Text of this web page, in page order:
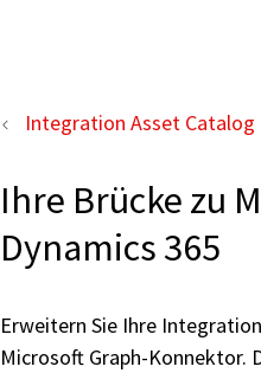
Integration Asset Catalog
Ihre Brücke zu
Dynamics 365
Erweitern Sie Ihre
Microsoft Graph-Konnektor.